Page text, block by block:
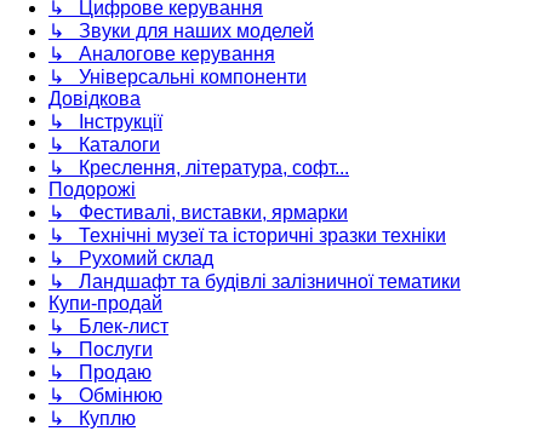
↳ Цифрове керування
↳ Звуки для наших моделей
↳ Аналогове керування
↳ Універсальні компоненти
Довідкова
↳ Інструкції
↳ Каталоги
↳ Креслення, література, софт...
Подорожі
↳ Фестивалі, виставки, ярмарки
↳ Технічні музеї та історичні зразки техніки
↳ Рухомий склад
↳ Ландшафт та будівлі залізничної тематики
Купи-продай
↳ Блек-лист
↳ Послуги
↳ Продаю
↳ Обмінюю
↳ Куплю